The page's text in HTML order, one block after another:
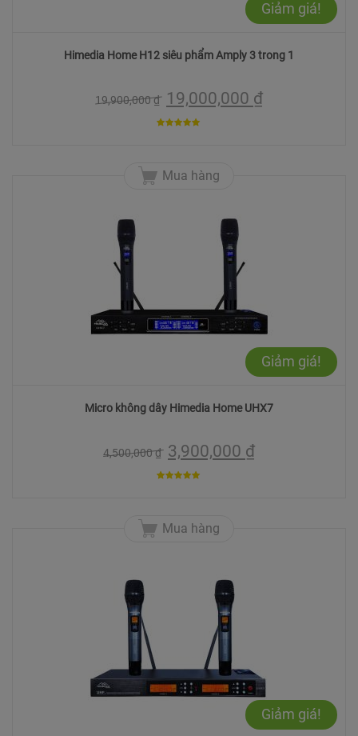
Giảm giá!
Himedia Home H12 siêu phẩm Amply 3 trong 1
19,900,000₫ 19,000,000 ₫
Mua hàng
Giảm giá!
Micro không dây Himedia Home UHX7
4,500,000₫ 3,900,000 ₫
Mua hàng
Giảm giá!